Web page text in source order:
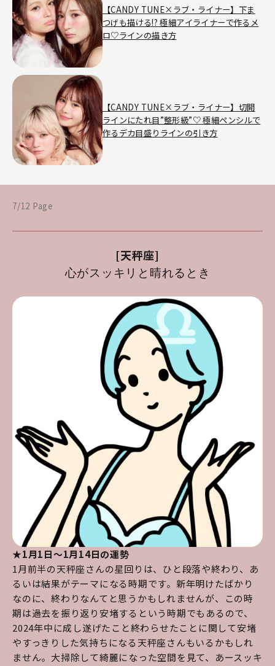
【CANDY TUNE×ラブ・ライナー】下ま
つげも描ける!? 極細アイライナーで作るメ
ロ♡ラインの描き方
【CANDY TUNE×ラブ・ライナー】切開
ラインにたれ目”整形級”♡ 極細ペンシルで
作るデカ目盛りラインの引き方
7/12 Page
[天秤座]
心がスッキリと晴れるとき
★1月1日～1月14日の運勢
1月前半の天秤座さんの星回りは、ひと段落や終わり、あ
るいは結果がテーマになる時期です。新年明けたばかり
なのに、終わりなんてと思うかもしれませんが、この時
期は過去を振り返り安堵するという時期でもあるので、
2024年中に成し遂げたこと終わらせたことに関して安堵
やすっきりした気持ちになる天秤座さんもいるかもしれ
ません。大掃除して綺麗になった空間を見て、あースッキ